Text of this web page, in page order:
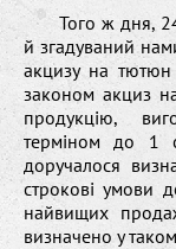
Того ж дня,
й згадуваний
акцизу на
законом акциз
продукцію,
терміном до 1
доручалося
строкові умови
найвищих
визначено у